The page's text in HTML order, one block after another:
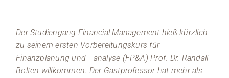
der
Der Studiengang Financial Management hieß kürzlich
zu seinem ersten Vorbereitungskurs für
Finanzplanung und –analyse (FP&A) Prof. Dr. Randall
Bolten willkommen. Der Gastprofessor hat mehr als